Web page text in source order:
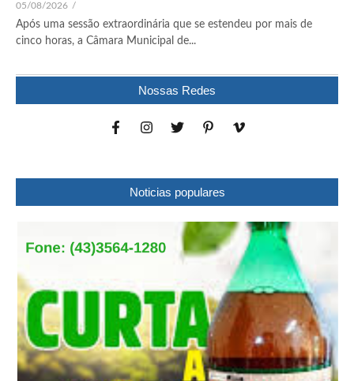
05/08/2026 /
Após uma sessão extraordinária que se estendeu por mais de
cinco horas, a Câmara Municipal de...
Nossas Redes
Noticias populares